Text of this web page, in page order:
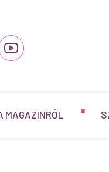
MAGAZINRÓL